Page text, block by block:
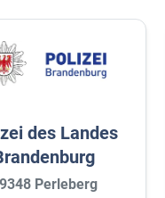
des Landes
Perleberg